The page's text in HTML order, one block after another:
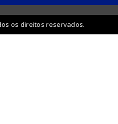
os direitos reservados.